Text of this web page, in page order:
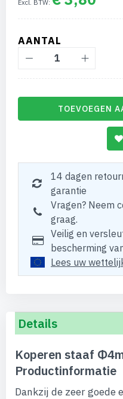
AANTAL
TOEVOEGEN
14 dagen
garantie
Vragen? Neem
graag.
Veilig en
bescherming
Lees uw
Details
Koperen staaf
Productinformatie
Dankzij de zeer goede